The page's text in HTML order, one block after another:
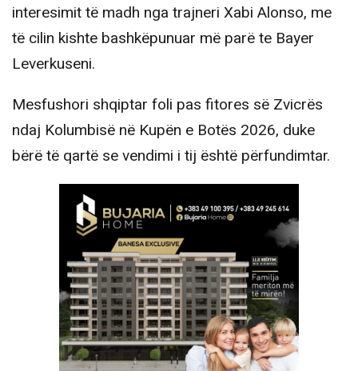
interesimit të madh nga trajneri Xabi Alonso, me
të cilin kishte bashkëpunuar më parë te Bayer
Leverkuseni.
Mesfushori shqiptar foli pas fitores së Zvicrës
ndaj Kolumbisë në Kupën e Botës 2026, duke
bërë të qartë se vendimi i tij është përfundimtar.